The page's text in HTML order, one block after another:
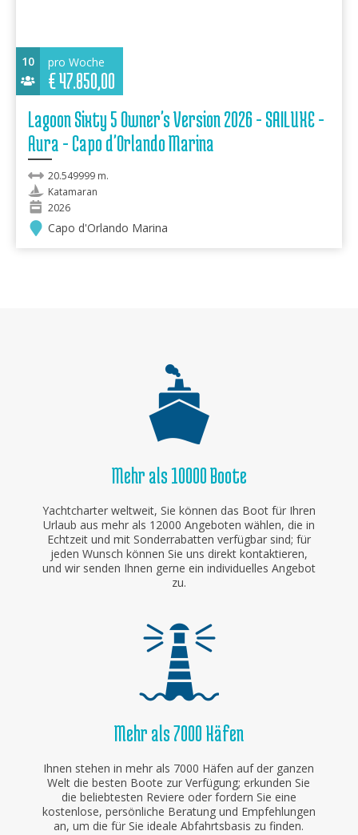
10 pro Woche
€47.850,00
Lagoon Sixty 5 Owner's Version 2026 - SAILUXE -
Aura - Capo d'Orlando Marina
20.549999 m.
Katamaran
2026
Capo d'Orlando Marina
Mehr als 10000 Boote
Yachtcharter weltweit, Sie können das Boot für Ihren
Urlaub aus mehr als 12000 Angeboten wählen, die in
Echtzeit und mit Sonderrabatten verfügbar sind; für
jeden Wunsch können Sie uns direkt kontaktieren,
und wir senden Ihnen gerne ein individuelles Angebot
zu.
Mehr als 7000 Häfen
Ihnen stehen in mehr als 7000 Häfen auf der ganzen
Welt die besten Boote zur Verfügung; erkunden Sie
die beliebtesten Reviere oder fordern Sie eine
kostenlose, persönliche Beratung und Empfehlungen
an, um die für Sie ideale Abfahrtsbasis zu finden.